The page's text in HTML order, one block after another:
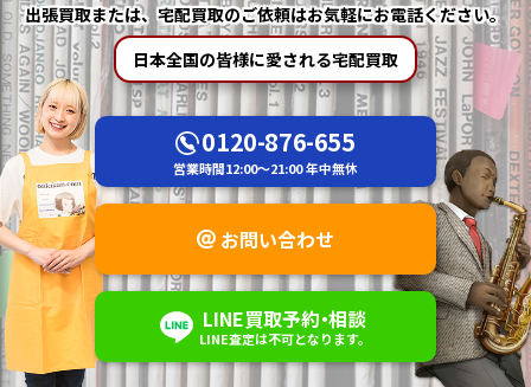
出張買取または、宅配買取のご依頼はお気軽にお電話ください。
日本全国の皆様に愛される宅配買取
0120-876-655
営業時間12:00～21:00年中無休
お問い合わせ
LINE買取予約・相談
LINE査定は不可となります。